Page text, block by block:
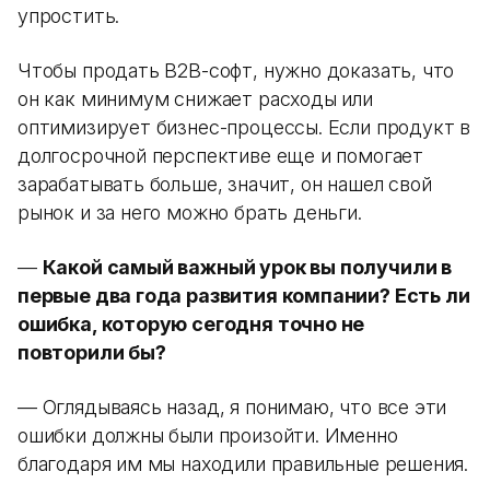
упростить.
Чтобы продать B2B-софт, нужно доказать, что
он как минимум снижает расходы или
оптимизирует бизнес-процессы. Если продукт в
долгосрочной перспективе еще и помогает
зарабатывать больше, значит, он нашел свой
рынок и за него можно брать деньги.
— Какой самый важный урок вы получили в
первые два года развития компании? Есть ли
ошибка, которую сегодня точно не
повторили бы?
— Оглядываясь назад, я понимаю, что все эти
ошибки должны были произойти. Именно
благодаря им мы находили правильные решения.